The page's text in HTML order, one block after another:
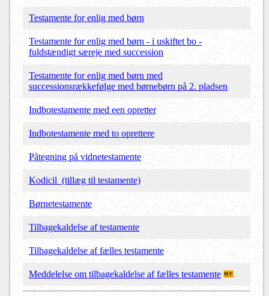
Testamente for enlig med børn
Testamente for enlig med børn - i uskiftet bo -
fuldstændigt særeje med succession
Testamente for enlig med børn med
successionsrækkefølge med børnebørn på 2. pladsen
Indbotestamente med een opretter
Indbotestamente med to oprettere
Påtegning på vidnetestamente
Kodicil (tillæg til testamente)
Børnetestamente
Tilbagekaldelse af testamente
Tilbagekaldelse af fælles testamente
Meddelelse om tilbagekaldelse af fælles testamente